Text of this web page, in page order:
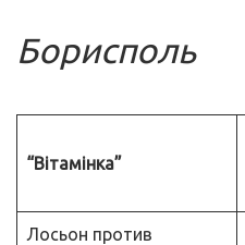
Борисполь
“Вітамінка”
Лосьон против